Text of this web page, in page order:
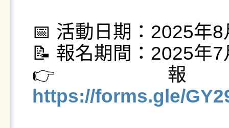
📅 活動日期：2025年
📝 報名期間：2025年
👉 報
https://forms.gle/